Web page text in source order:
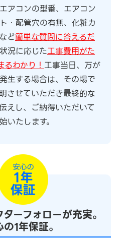
アコンの型番、エアコン
・配管穴の有無、化粧カ
ど簡単な質問に答えるだ
況に応じた工事費用がた
るわかり！工事当日、万が
生する場合は、その場で
させていただき最終的な
えし、ご納得いただいて
いたします。
ターフォローが充実。
1年保証。